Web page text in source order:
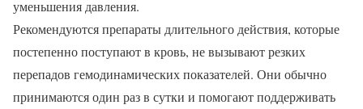
уменьшения давления.
Рекомендуются препараты длительного действия, которые
постепенно поступают в кровь, не вызывают резких
перепадов гемодинамических показателей. Они обычно
принимаются один раз в сутки и помогают поддерживать